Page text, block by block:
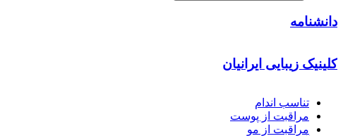
دانشنامه
کلینیک زیبایی ایرانیان
تناسب اندام
مراقبت از پوست
مراقبت از مو